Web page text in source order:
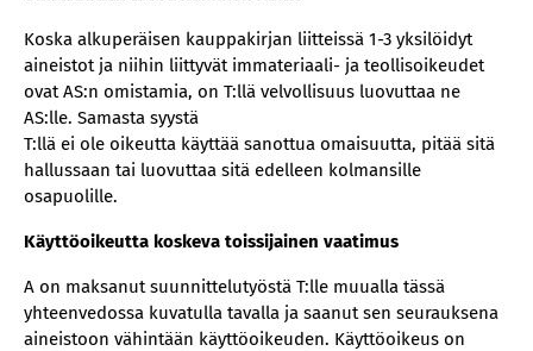
Koska alkuperäisen kauppakirjan liitteissä 1-3 yksilöidyt
aineistot ja niihin liittyvät immateriaali- ja teollisoikeudet
ovat AS:n omistamia, on T:llä velvollisuus luovuttaa ne
AS:lle. Samasta syystä
T:llä ei ole oikeutta käyttää sanottua omaisuutta, pitää sitä
hallussaan tai luovuttaa sitä edelleen kolmansille
osapuolille.
Käyttöoikeutta koskeva toissijainen vaatimus
A on maksanut suunnittelutyöstä T:lle muualla tässä
yhteenvedossa kuvatulla tavalla ja saanut sen seurauksena
aineistoon vähintään käyttöoikeuden. Käyttöoikeus on